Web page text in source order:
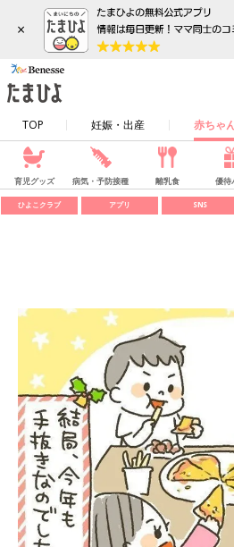
×
TOP 妊娠・出産 赤ちゃ
育児グッズ 病気・予防接種 離乳食 優待
ひよこクラブ アプリ SNS